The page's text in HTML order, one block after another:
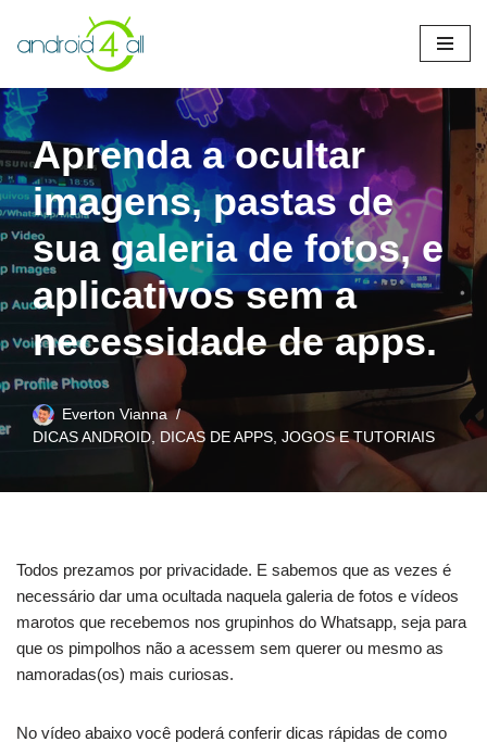
Pular
para
o
conteúdo
Aprenda a ocultar
imagens, pastas de
sua galeria de fotos, e
aplicativos sem a
necessidade de apps.
Everton Vianna
DICAS ANDROID DICAS DE APPS, JOGOS E TUTORIAIS
Todos prezamos por privacidade. E sabemos que as vezes é
necessário dar uma ocultada naquela galeria de fotos e vídeos
marotos que recebemos nos grupinhos do Whatsapp, seja para
que os pimpolhos não a acessem sem querer ou mesmo as
namoradas(os) mais curiosas.
No vídeo abaixo você poderá conferir dicas rápidas de como